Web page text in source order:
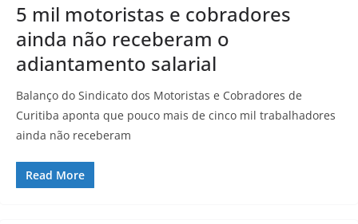
5 mil motoristas e cobradores
ainda não receberam o
adiantamento salarial
Balanço do Sindicato dos Motoristas e Cobradores de
Curitiba aponta que pouco mais de cinco mil trabalhadores
ainda não receberam
Read More